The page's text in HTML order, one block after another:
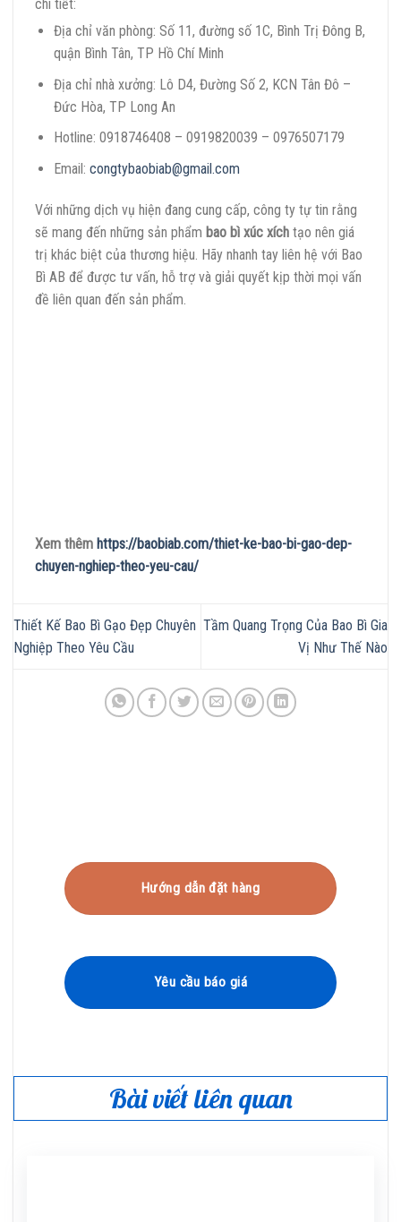
chi tiết:
Địa chỉ văn phòng: Số 11, đường số 1C, Bình Trị Đông B,
quận Bình Tân, TP Hồ Chí Minh
Địa chỉ nhà xưởng: Lô D4, Đường Số 2, KCN Tân Đô –
Đức Hòa, TP Long An
Hotline: 0918746408 – 0919820039 – 0976507179
Email: congtybaobiab@gmail.com
Với những dịch vụ hiện đang cung cấp, công ty tự tin rằng
sẽ mang đến những sản phẩm bao bì xúc xích tạo nên giá
trị khác biệt của thương hiệu. Hãy nhanh tay liên hệ với Bao
Bì AB để được tư vấn, hỗ trợ và giải quyết kịp thời mọi vấn
đề liên quan đến sản phẩm.
Xem thêm https://baobiab.com/thiet-ke-bao-bi-gao-dep-
chuyen-nghiep-theo-yeu-cau/
Thiết Kế Bao Bì Gạo Đẹp Chuyên
Nghiệp Theo Yêu Cầu
Tầm Quang Trọng Của Bao Bì Gia
Vị Như Thế Nào
Hướng dẫn đặt hàng
Yêu cầu báo giá
Bài viết liên quan